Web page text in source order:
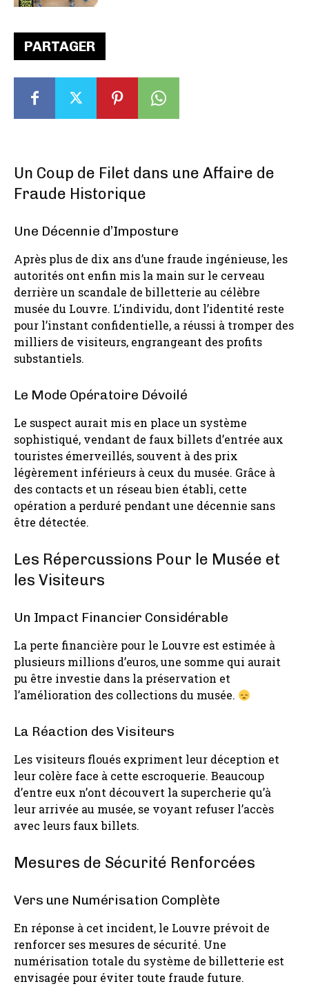
PARTAGER
Un Coup de Filet dans une Affaire de
Fraude Historique
Une Décennie d’Imposture
Après plus de dix ans d’une fraude ingénieuse, les
autorités ont enfin mis la main sur le cerveau
derrière un scandale de billetterie au célèbre
musée du Louvre. L’individu, dont l’identité reste
pour l’instant confidentielle, a réussi à tromper des
milliers de visiteurs, engrangeant des profits
substantiels.
Le Mode Opératoire Dévoilé
Le suspect aurait mis en place un système
sophistiqué, vendant de faux billets d’entrée aux
touristes émerveillés, souvent à des prix
légèrement inférieurs à ceux du musée. Grâce à
des contacts et un réseau bien établi, cette
opération a perduré pendant une décennie sans
être détectée.
Les Répercussions Pour le Musée et
les Visiteurs
Un Impact Financier Considérable
La perte financière pour le Louvre est estimée à
plusieurs millions d’euros, une somme qui aurait
pu être investie dans la préservation et
l’amélioration des collections du musée.
La Réaction des Visiteurs
Les visiteurs floués expriment leur déception et
leur colère face à cette escroquerie. Beaucoup
d’entre eux n’ont découvert la supercherie qu’à
leur arrivée au musée, se voyant refuser l’accès
avec leurs faux billets.
Mesures de Sécurité Renforcées
Vers une Numérisation Complète
En réponse à cet incident, le Louvre prévoit de
renforcer ses mesures de sécurité. Une
numérisation totale du système de billetterie est
envisagée pour éviter toute fraude future.